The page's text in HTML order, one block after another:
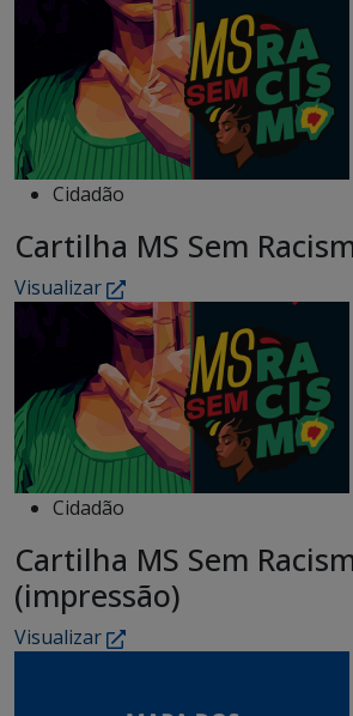
Cidadão
Cartilha MS Sem
Visualizar
Cidadão
Cartilha MS Sem
(impressão)
Visualizar